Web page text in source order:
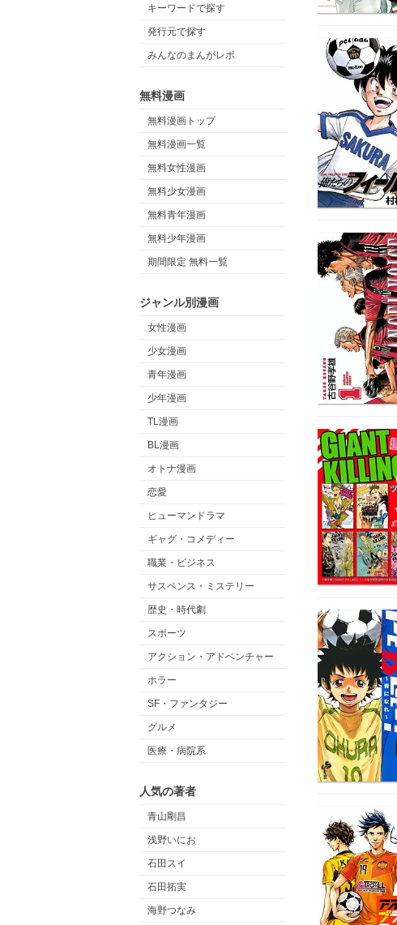
キーワードで探す
発行元で探す
みんなのまんがレポ
無料漫画
無料漫画トップ
無料漫画一覧
無料女性漫画
無料少女漫画
無料青年漫画
無料少年漫画
期間限定 無料一覧
ジャンル別漫画
女性漫画
少女漫画
青年漫画
少年漫画
TL漫画
BL漫画
オトナ漫画
恋愛
ヒューマンドラマ
ギャグ・コメディー
職業・ビジネス
サスペンス・ミステリー
歴史・時代劇
スポーツ
アクション・アドベンチャー
ホラー
SF・ファンタジー
グルメ
医療・病院系
人気の著者
青山剛昌
浅野いにお
石田スイ
石田拓実
海野つなみ